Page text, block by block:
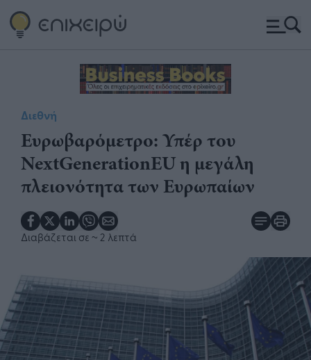
Διεθνή
Ευρωβαρόμετρο: Υπέρ του
NextGenerationEU η μεγάλη
πλειονότητα των Ευρωπαίων
Διαβάζεται σε ~ 2 λεπτά